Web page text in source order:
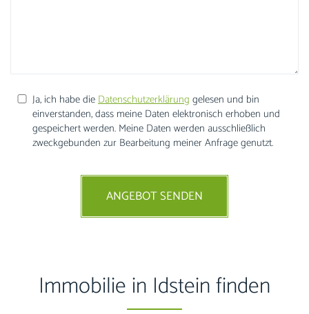
Ja, ich habe dieDatenschutzerklärung gelesen und bin
einverstanden, dass meine Daten elektronisch erhoben und
gespeichert werden. Meine Daten werden ausschließlich
zweckgebunden zur Bearbeitung meiner Anfrage genutzt.
ANGEBOT SENDEN
Immobilie in Idstein finden